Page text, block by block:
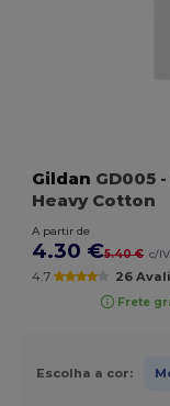
Gildan GD005
Heavy Cotton
A partir de
4.30 €5.40 € c/
4.7 26
Frete
Escolha a cor: